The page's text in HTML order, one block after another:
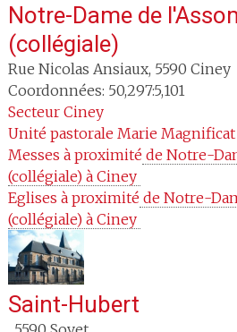
Notre-Dame de
(collégiale)
Rue Nicolas Ansiaux, 5590 Ciney
Coordonnées: 50,297:5,101
Secteur Ciney
Unité pastorale Marie
Messes à proximité de Notre-
(collégiale) à Ciney
Eglises à proximité de Notre-
(collégiale) à Ciney
Saint-Hubert